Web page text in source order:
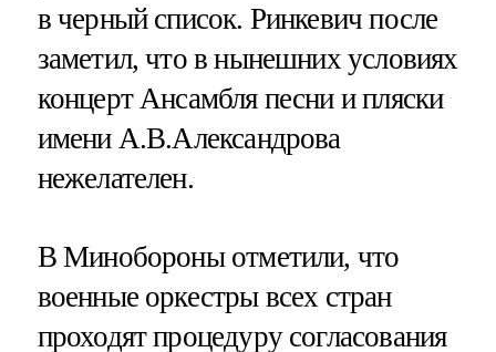
в черный список. Ринкевич после
заметил, что в нынешних условиях
концерт Ансамбля песни и пляски
имени А.В.Александрова
нежелателен.
В Минобороны отметили, что
военные оркестры всех стран
проходят процедуру согласования